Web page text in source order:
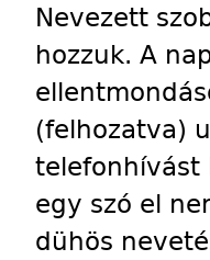
Nevezett
hozzuk. A
(felhozatva)
telefonhívást
egy szó el
dühös